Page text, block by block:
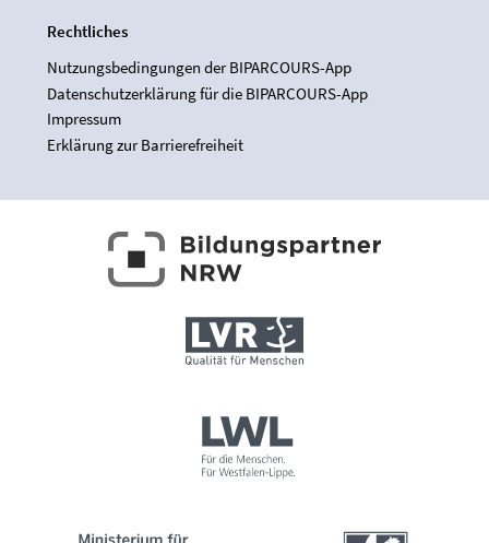
Rechtliches
Nutzungsbedingungen der BIPARCOURS-App
Datenschutzerklärung für die BIPARCOURS-App
Impressum
Erklärung zur Barrierefreiheit